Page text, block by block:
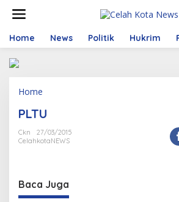
t
Home News Politik Hukrim
Home
t
c
h
PLTU
Ckn
27/03/2015
CelahkotaNEWS
Baca Juga